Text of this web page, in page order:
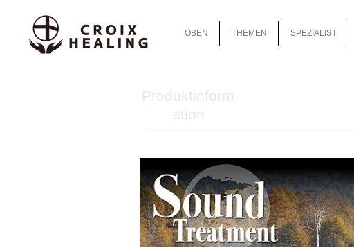
OBEN THEMEN SPEZIALIST
Produktinform
ation